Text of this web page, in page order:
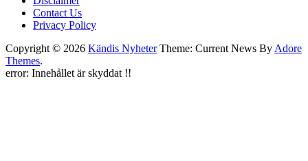
Contact Us
Privacy Policy
Copyright © 2026 Kändis NyheterTheme: Current News ByAdore
Themes.
error: Innehållet är skyddat !!